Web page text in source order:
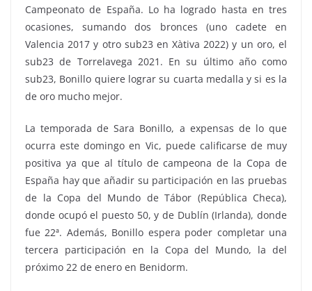
Campeonato de España. Lo ha logrado hasta en tres
ocasiones, sumando dos bronces (uno cadete en
Valencia 2017 y otro sub23 en Xàtiva 2022) y un oro, el
sub23 de Torrelavega 2021. En su último año como
sub23, Bonillo quiere lograr su cuarta medalla y si es la
de oro mucho mejor.
La temporada de Sara Bonillo, a expensas de lo que
ocurra este domingo en Vic, puede calificarse de muy
positiva ya que al título de campeona de la Copa de
España hay que añadir su participación en las pruebas
de la Copa del Mundo de Tábor (República Checa),
donde ocupó el puesto 50, y de Dublín (Irlanda), donde
fue 22ª. Además, Bonillo espera poder completar una
tercera participación en la Copa del Mundo, la del
próximo 22 de enero en Benidorm.